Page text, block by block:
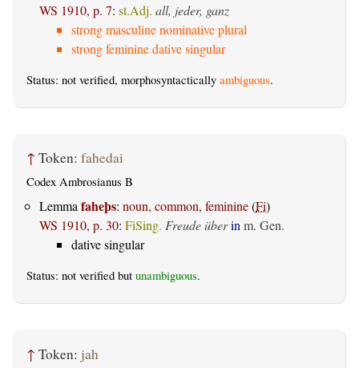
WS 1910, p. 7: st.Adj. all, jeder, ganz
strong masculine nominative plural
strong feminine dative singular
Status: not verified, morphosyntactically ambiguous.
↑ Token: fahedai
Codex Ambrosianus B
Lemma faheþs: noun, common, feminine(Fi)
WS 1910, p. 30: FiSing. Freude überin m. Gen.
dative singular
Status: not verified but unambiguous.
↑ Token: jah